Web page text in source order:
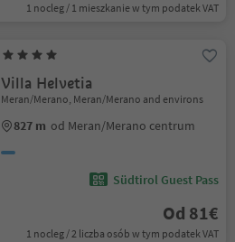
1 nocleg / 1 mieszkanie w tym podatek VAT
Villa Helvetia
Meran/Merano, Meran/Merano and environs
827 m od Meran/Merano centrum
Südtirol Guest Pass
Od 81€
1 nocleg / 2 liczba osób w tym podatek VAT